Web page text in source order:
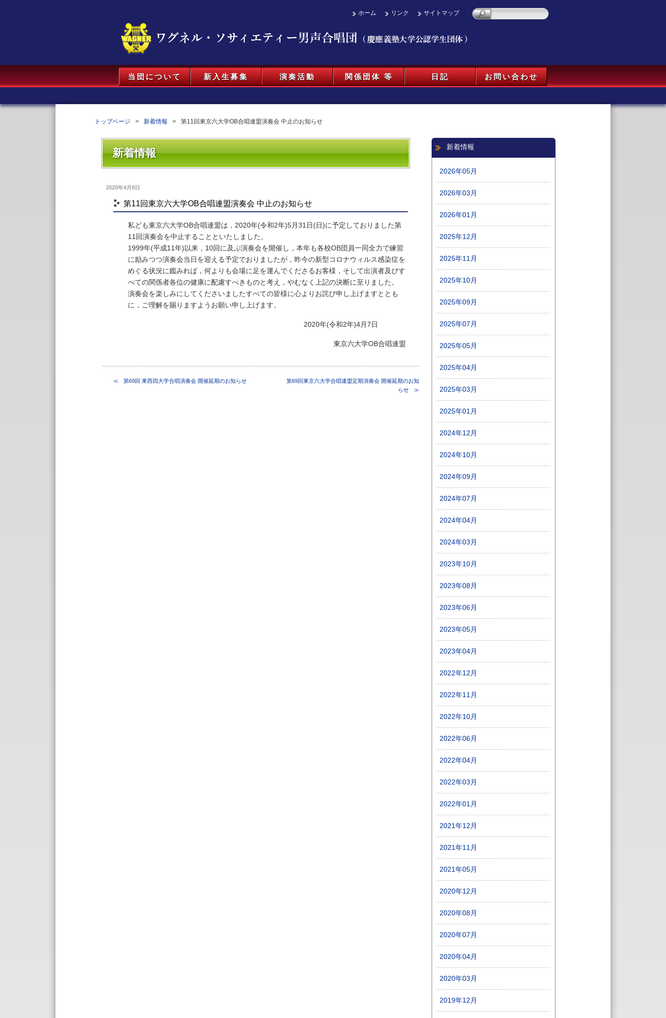
ホーム リンク サイトマップ
当団について 新入生募集 演奏活動 関係団体 等 日記 お問い合わせ
トップページ 新着情報 第11回東京六大学OB合唱連盟演奏会 中止のお知らせ
新着情報
2020年4月8日
第11回東京六大学OB合唱連盟演奏会 中止のお知らせ
私ども東京六大学OB合唱連盟は，2020年(令和2年)5月31日(日)に予定しておりました第
11回演奏会を中止することといたしました。
1999年(平成11年)以来，10回に及ぶ演奏会を開催し，本年も各校OB団員一同全力で練習
に励みつつ演奏会当日を迎える予定でおりましたが，昨今の新型コロナウィルス感染症を
めぐる状況に鑑みれば，何よりも会場に足を運んでくださるお客様，そして出演者及びす
べての関係者各位の健康に配慮すべきものと考え，やむなく上記の決断に至りました。
演奏会を楽しみにしてくださいましたすべての皆様に心よりお詫び申し上げますととも
に，ご理解を賜りますようお願い申し上げます。
2020年(令和2年)4月7日
東京六大学OB合唱連盟
第69回 東西四大学合唱演奏会 開催延期のお知らせ
第69回東京六大学合唱連盟定期演奏会 開催延期のお知
らせ
新着情報
2026年05月
2026年03月
2026年01月
2025年12月
2025年11月
2025年10月
2025年09月
2025年07月
2025年05月
2025年04月
2025年03月
2025年01月
2024年12月
2024年10月
2024年09月
2024年07月
2024年04月
2024年03月
2023年10月
2023年08月
2023年06月
2023年05月
2023年04月
2022年12月
2022年11月
2022年10月
2022年06月
2022年04月
2022年03月
2022年01月
2021年12月
2021年11月
2021年05月
2020年12月
2020年08月
2020年07月
2020年04月
2020年03月
2019年12月